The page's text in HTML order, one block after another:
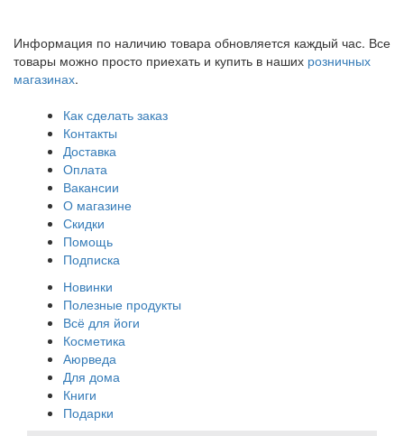
Информация по наличию товара обновляется каждый час. Все
товары можно просто приехать и купить в наших розничных
магазинах.
Как сделать заказ
Контакты
Доставка
Оплата
Вакансии
О магазине
Скидки
Помощь
Подписка
Новинки
Полезные продукты
Всё для йоги
Косметика
Аюрведа
Для дома
Книги
Подарки